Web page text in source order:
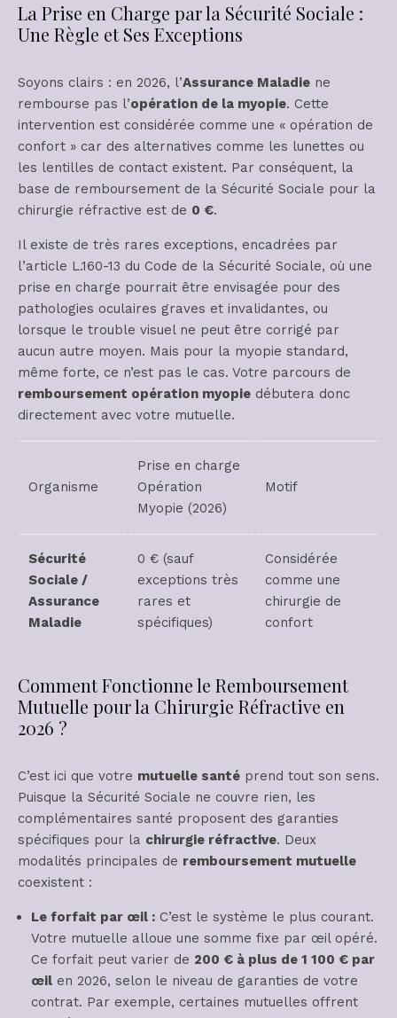
La Prise en Charge par la Sécurité Sociale :
Une Règle et Ses Exceptions
Soyons clairs : en 2026, l’Assurance Maladie ne
rembourse pas l’opération de la myopie. Cette
intervention est considérée comme une « opération de
confort » car des alternatives comme les lunettes ou
les lentilles de contact existent. Par conséquent, la
base de remboursement de la Sécurité Sociale pour la
chirurgie réfractive est de 0 €.
Il existe de très rares exceptions, encadrées par
l’article L.160-13 du Code de la Sécurité Sociale, où une
prise en charge pourrait être envisagée pour des
pathologies oculaires graves et invalidantes, ou
lorsque le trouble visuel ne peut être corrigé par
aucun autre moyen. Mais pour la myopie standard,
même forte, ce n’est pas le cas. Votre parcours de
remboursement opération myopie débutera donc
directement avec votre mutuelle.
Organisme
Prise en charge
Opération
Myopie (2026)
Motif
Sécurité
Sociale /
Assurance
Maladie
0 € (sauf
exceptions très
rares et
spécifiques)
Considérée
comme une
chirurgie de
confort
Comment Fonctionne le Remboursement
Mutuelle pour la Chirurgie Réfractive en
2026 ?
C’est ici que votre mutuelle santé prend tout son sens.
Puisque la Sécurité Sociale ne couvre rien, les
complémentaires santé proposent des garanties
spécifiques pour la chirurgie réfractive. Deux
modalités principales de remboursement mutuelle
coexistent :
Le forfait par œil : C’est le système le plus courant.
Votre mutuelle alloue une somme fixe par œil opéré.
Ce forfait peut varier de 200 € à plus de 1 100 € par
œil en 2026, selon le niveau de garanties de votre
contrat. Par exemple, certaines mutuelles offrent